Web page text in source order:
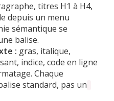
titres H1 à H4,
depuis un menu
sémantique se
balise.
: gras, italique,
indice, code en ligne
Chaque
standard, pas un